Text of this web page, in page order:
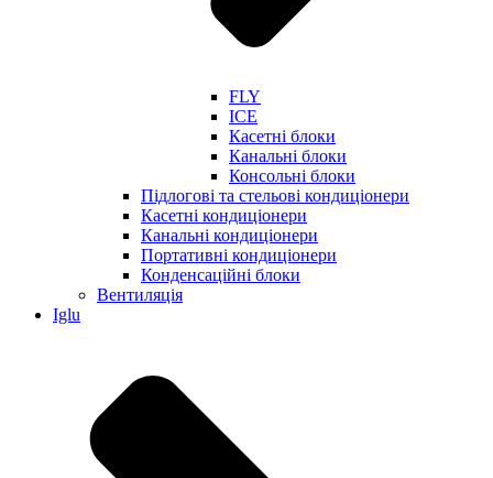
FLY
ICE
Касетні блоки
Канальні блоки
Консольні блоки
Підлогові та стельові кондиціонери
Касетні кондиціонери
Канальні кондиціонери
Портативні кондиціонери
Конденсаційні блоки
Вентиляція
Iglu